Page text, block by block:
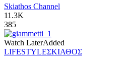
Skiathos Channel
11.3K
385
Watch LaterAdded
LIFESTYLEΣΚΙΑΘΟΣ